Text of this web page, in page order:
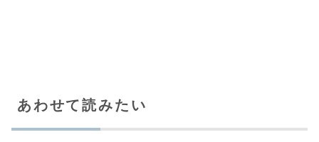
あわせて読みたい